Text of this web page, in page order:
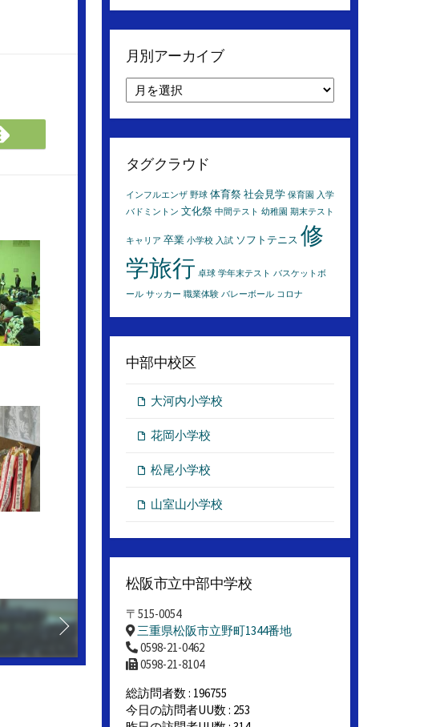
Feedly
で
月別アーカイブ
別
ア
ー
イ
タグクラウド
インフルエンザ 野球 体育祭 社会見学 保育園 入学
バドミントン 文化祭 中間テスト 幼稚園 期末テスト
キャリア 卒業 小学校 入試 ソフトテニス 修
学旅行 卓球 学年末テスト バスケットボ
ール サッカー 職業体験 バレーボール コロナ
中部中校区
大河内小学校
花岡小学校
松尾小学校
山室山小学校
松阪市立中部中学校
〒515-0054
三重県松阪市立野町1344番地
0598-21-0462
0598-21-8104
総訪問者数 : 196755
今日の訪問者UU数 : 253